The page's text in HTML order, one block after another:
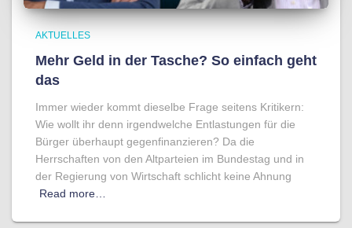
AKTUELLES
Mehr Geld in der Tasche? So einfach geht
das
Immer wieder kommt dieselbe Frage seitens Kritikern:
Wie wollt ihr denn irgendwelche Entlastungen für die
Bürger überhaupt gegenfinanzieren? Da die
Herrschaften von den Altparteien im Bundestag und in
der Regierung von Wirtschaft schlicht keine Ahnung
Read more…